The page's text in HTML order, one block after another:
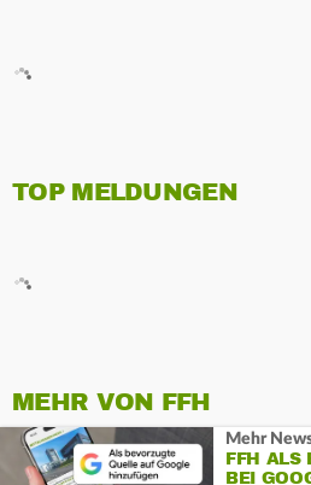
TOP MELDUNGEN
MEHR VON FFH
Mehr
FFH ALS
BEI